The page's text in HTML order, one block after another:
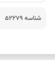
شناسه 52279